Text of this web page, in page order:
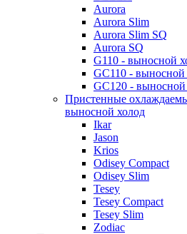
Aurora
Aurora Slim
Aurora Slim SQ
Aurora SQ
G110 - выносной
GC110 - выносной
GC120 - выносной
Пристенные
выносной холод
Ikar
Jason
Krios
Odisey Compact
Odisey Slim
Tesey
Tesey Compact
Tesey Slim
Zodiac